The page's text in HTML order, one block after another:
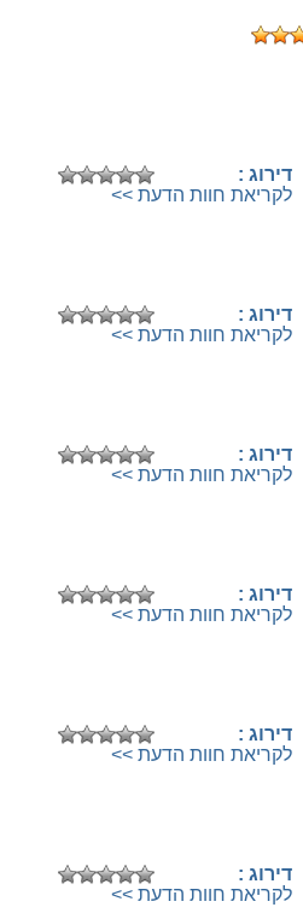
דירוג :
לקריאת חוות הדעת >>
דירוג :
לקריאת חוות הדעת >>
דירוג :
לקריאת חוות הדעת >>
דירוג :
לקריאת חוות הדעת >>
דירוג :
לקריאת חוות הדעת >>
דירוג :
לקריאת חוות הדעת >>